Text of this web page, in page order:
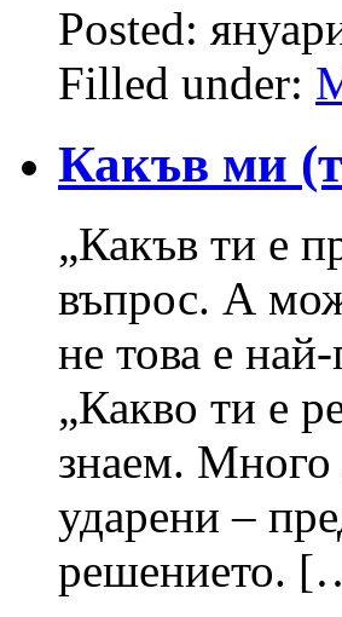
Posted:
Filled under:
Какъв ми
„Какъв ти е
въпрос. А
не това е
„Какво ти е
знаем. Много
ударени –
решението.